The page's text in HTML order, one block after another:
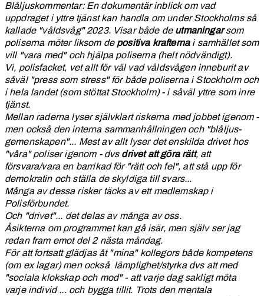
Blåljuskommentar: En dokumentär inblick om vad
uppdraget i yttre tjänst kan handla om under Stockholms så
kallade "våldsvåg" 2023. Visar både de utmaningarsom
poliserna möter liksom de positiva krafternai samhället som
vill "vara med" och hjälpa poliserna (helt nödvändigt).
Vi, polisfacket, vet allt för väl vad våldsvågen inneburit av
såväl "press som stress" för både poliserna i Stockholm och
i hela landet (som stöttat Stockholm) - i såväl yttre som inre
tjänst.
Mellan raderna lyser självklart riskerna med jobbet igenom -
men också den interna sammanhållningen och "blåljus-
gemenskapen"... Mest av allt lyser det enskilda drivet hos
"våra" poliser igenom - dvs drivet att göra rätt, att
försvara/vara en barrikad för "rätt och fel", att stå upp för
demokratin och ställa de skyldiga till svars...
Många av dessa risker täcks av ett medlemskap i
Polisförbundet.
Och "drivet"... det delas av många av oss.
Åsikterna om programmet kan gå isär, men själv ser jag
redan fram emot del 2 nästa måndag.
För att fortsatt glädjas åt "mina" kollegors både kompetens
(om ex lagar) men också lämplighet/styrka dvs att med
"sociala klokskap och mod" - att varje dag sakligt möta
varje individ ... och bygga tillit. Trots den mentala